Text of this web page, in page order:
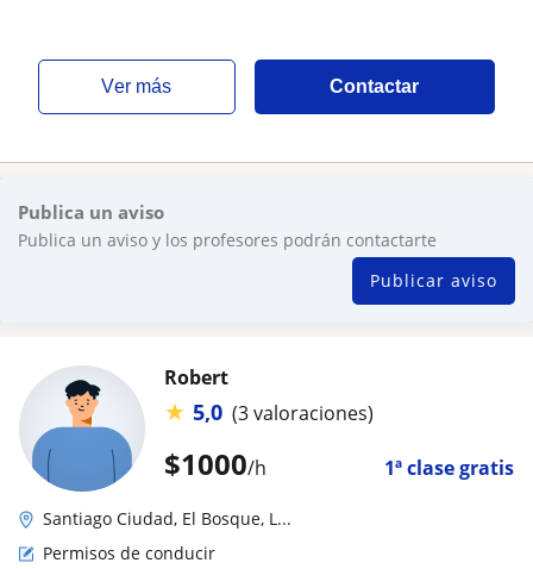
ver más Contactar
Publica un aviso
Publica un aviso y los profesores podrán contactarte
Publicar aviso
$1000/h 1ª clase gratis
Robert
★ 5,0 (3 valoraciones)
Santiago Ciudad, El Bosque, L...
Permisos de conducir